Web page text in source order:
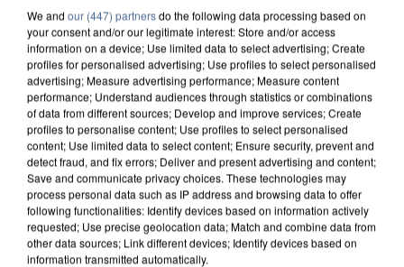
We and our (447) partnersdo the following data processing based on
your consent and/or our legitimate interest: Store and/or access
information on a device; Use limited data to select advertising; Create
profiles for personalised advertising; Use profiles to select personalised
advertising; Measure advertising performance; Measure content
performance; Understand audiences through statistics or combinations
of data from different sources; Develop and improve services; Create
profiles to personalise content; Use profiles to select personalised
content; Use limited data to select content; Ensure security, prevent and
detect fraud, and fix errors; Deliver and present advertising and content;
Save and communicate privacy choices. These technologies may
process personal data such as IP address and browsing data to offer
following functionalities: Identify devices based on information actively
requested; Use precise geolocation data; Match and combine data from
other data sources; Link different devices; Identify devices based on
information transmitted automatically.